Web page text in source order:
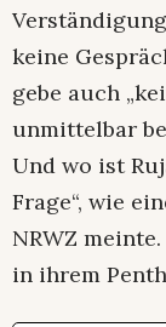
keine
gebe auch
unmittelbar
Und wo ist
Frage“, wie
NRWZ
in ihrem